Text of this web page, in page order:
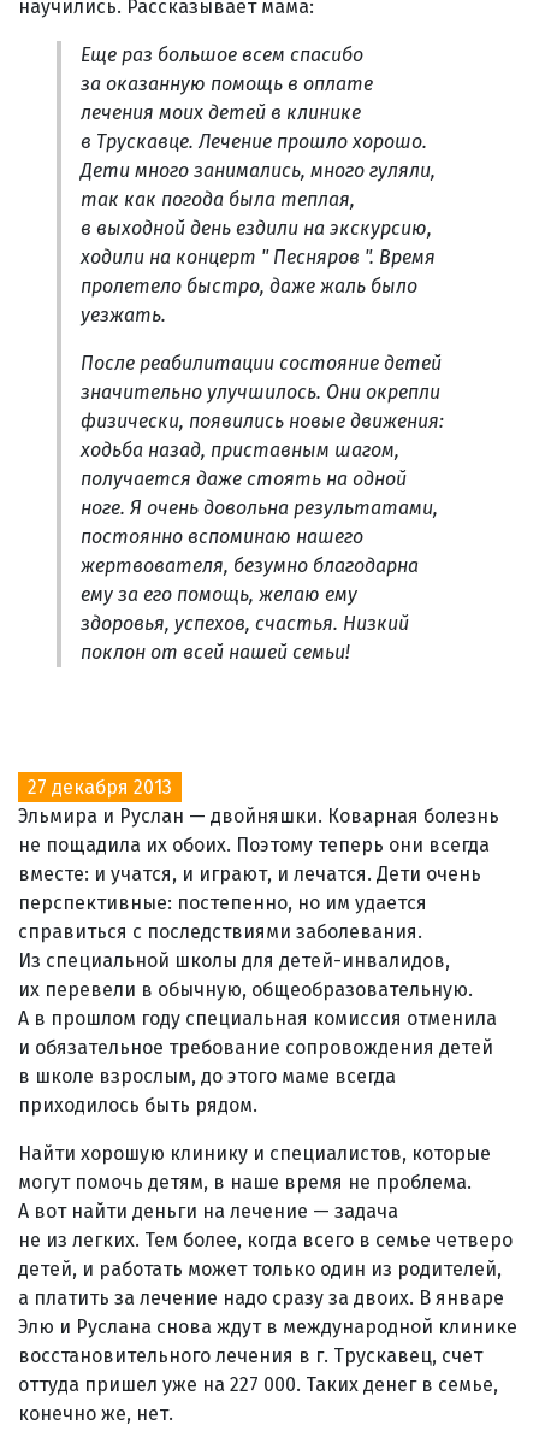
научились. Рассказывает мама:
Еще раз большое всем спасибо
за оказанную помощь в оплате
лечения моих детей в клинике
в Трускавце. Лечение прошло хорошо.
Дети много занимались, много гуляли,
так как погода была теплая,
в выходной день ездили на экскурсию,
ходили на концерт " Песняров ". Время
пролетело быстро, даже жаль было
уезжать.
После реабилитации состояние детей
значительно улучшилось. Они окрепли
физически, появились новые движения:
ходьба назад, приставным шагом,
получается даже стоять на одной
ноге. Я очень довольна результатами,
постоянно вспоминаю нашего
жертвователя, безумно благодарна
ему за его помощь, желаю ему
здоровья, успехов, счастья. Низкий
поклон от всей нашей семьи!
27 декабря 2013
Эльмира и Руслан — двойняшки. Коварная болезнь
не пощадила их обоих. Поэтому теперь они всегда
вместе: и учатся, и играют, и лечатся. Дети очень
перспективные: постепенно, но им удается
справиться с последствиями заболевания.
Из специальной школы для детей-инвалидов,
их перевели в обычную, общеобразовательную.
А в прошлом году специальная комиссия отменила
и обязательное требование сопровождения детей
в школе взрослым, до этого маме всегда
приходилось быть рядом.
Найти хорошую клинику и специалистов, которые
могут помочь детям, в наше время не проблема.
А вот найти деньги на лечение — задача
не из легких. Тем более, когда всего в семье четверо
детей, и работать может только один из родителей,
а платить за лечение надо сразу за двоих. В январе
Элю и Руслана снова ждут в международной клинике
восстановительного лечения в г. Трускавец, счет
оттуда пришел уже на 227 000. Таких денег в семье,
конечно же, нет.